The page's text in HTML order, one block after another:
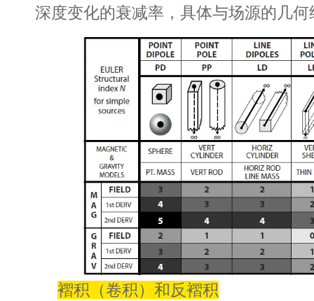
深度变化的衰减率，具体与场源的几
褶积（卷积）和反褶积